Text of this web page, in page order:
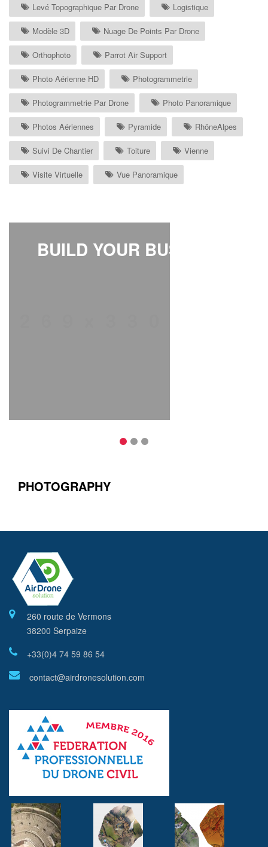
Levé Topographique Par Drone Logistique
Modèle 3D Nuage De Points Par Drone
Orthophoto Parrot Air Support
Photo Aérienne HD Photogrammetrie
Photogrammetrie Par Drone Photo Panoramique
Photos Aériennes Pyramide RhôneAlpes
Suivi De Chantier Toiture Vienne
Visite Virtuelle Vue Panoramique
BUILD YOUR BUSINESS
PHOTOGRAPHY
260 route de Vermons
38200 Serpaize
+33(0)4 74 59 86 54
contact@airdronesolution.com